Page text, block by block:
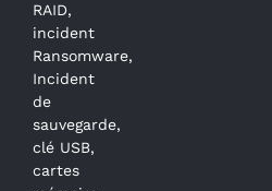
RAID,
incident
Ransomware,
Incident
de
sauvegarde,
clé USB,
cartes